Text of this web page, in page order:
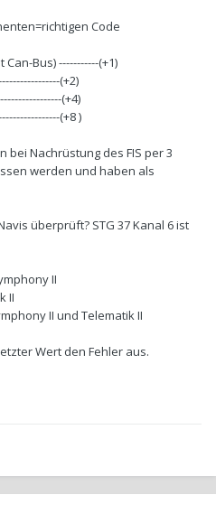
Code
Bus) -----------(+1)
(+2)
(+4)
(+8 )
bei Nachrüstung des FIS per 3
werden und haben als
überprüft? STG 37 Kanal 6 ist
II
II
II und Telematik II
Wert den Fehler aus.